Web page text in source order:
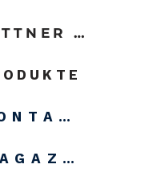
STETTNER GROUP
KONTAKT
MAGAZIN